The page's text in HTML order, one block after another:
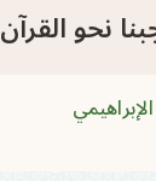
نحو القرآن